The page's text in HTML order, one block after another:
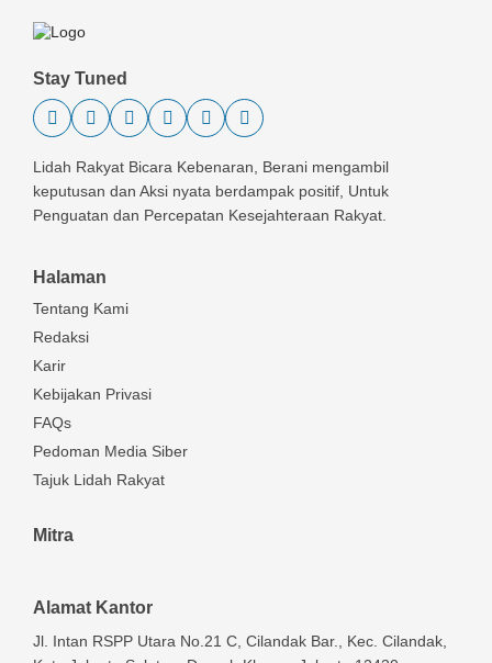
Stay Tuned
Lidah Rakyat Bicara Kebenaran, Berani mengambil
keputusan dan Aksi nyata berdampak positif, Untuk
Penguatan dan Percepatan Kesejahteraan Rakyat.
Halaman
Tentang Kami
Redaksi
Karir
Kebijakan Privasi
FAQs
Pedoman Media Siber
Tajuk Lidah Rakyat
Mitra
Alamat Kantor
Jl. Intan RSPP Utara No.21 C, Cilandak Bar., Kec. Cilandak,